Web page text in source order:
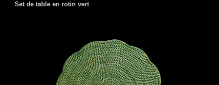
Set de table en rotin vert